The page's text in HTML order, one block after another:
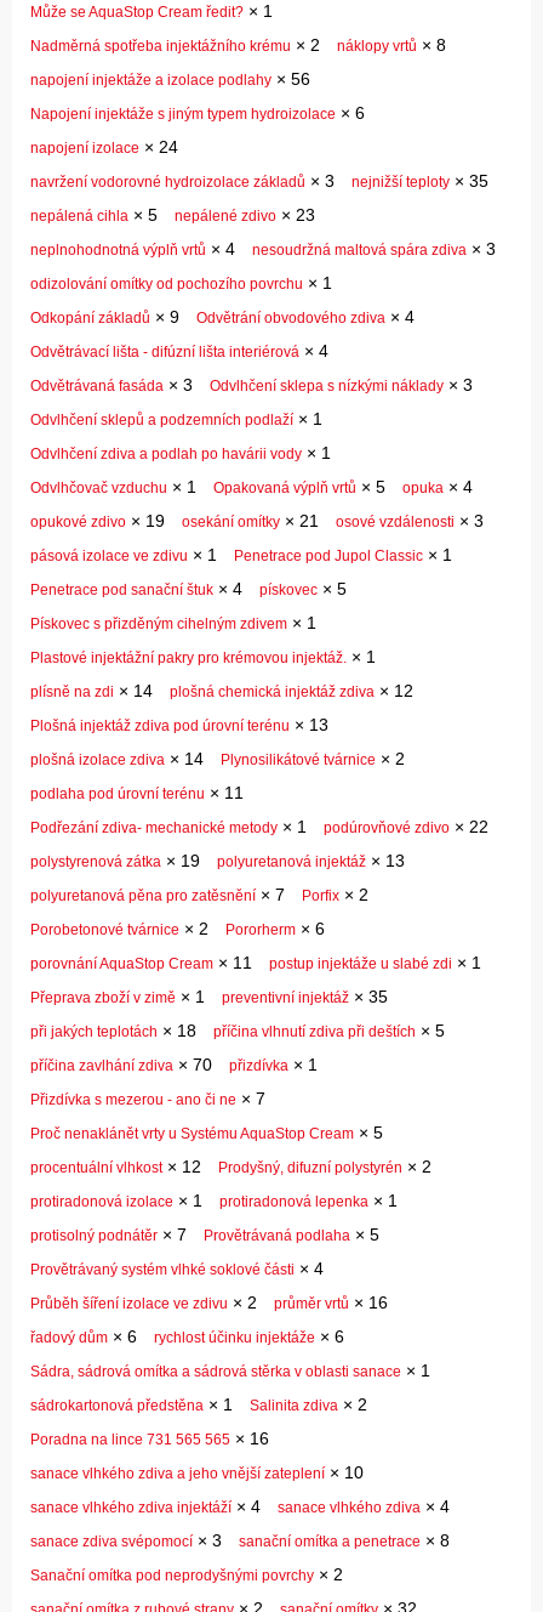
Může se AquaStop Cream ředit? × 1
Nadměrná spotřeba injektážního krému × 2 náklopy vrtů × 8
napojení injektáže a izolace podlahy × 56
Napojení injektáže s jiným typem hydroizolace × 6
napojení izolace × 24
navržení vodorovné hydroizolace základů × 3 nejnižší teploty × 35
nepálená cihla × 5 nepálené zdivo × 23
neplnohodnotná výplň vrtů × 4 nesoudržná maltová spára zdiva × 3
odizolování omítky od pochozího povrchu × 1
Odkopání základů × 9 Odvětrání obvodového zdiva × 4
Odvětrávací lišta - difúzní lišta interiérová × 4
Odvětrávaná fasáda × 3 Odvlhčení sklepa s nízkými náklady × 3
Odvlhčení sklepů a podzemních podlaží × 1
Odvlhčení zdiva a podlah po havárii vody × 1
Odvlhčovač vzduchu × 1 Opakovaná výplň vrtů × 5 opuka × 4
opukové zdivo × 19 osekání omítky × 21 osové vzdálenosti × 3
pásová izolace ve zdivu × 1 Penetrace pod Jupol Classic × 1
Penetrace pod sanační štuk × 4 pískovec × 5
Pískovec s přizděným cihelným zdivem × 1
Plastové injektážní pakry pro krémovou injektáž. × 1
plísně na zdi × 14 plošná chemická injektáž zdiva × 12
Plošná injektáž zdiva pod úrovní terénu × 13
plošná izolace zdiva × 14 Plynosilikátové tvárnice × 2
podlaha pod úrovní terénu × 11
Podřezání zdiva- mechanické metody × 1 podúrovňové zdivo × 22
polystyrenová zátka × 19 polyuretanová injektáž × 13
polyuretanová pěna pro zatěsnění × 7 Porfix × 2
Porobetonové tvárnice × 2 Pororherm × 6
porovnání AquaStop Cream × 11 postup injektáže u slabé zdi × 1
Přeprava zboží v zimě × 1 preventivní injektáž × 35
při jakých teplotách × 18 příčina vlhnutí zdiva při deštích × 5
příčina zavlhání zdiva × 70 přizdívka × 1
Přizdívka s mezerou - ano či ne × 7
Proč nenaklánět vrty u Systému AquaStop Cream × 5
procentuální vlhkost× 12 Prodyšný, difuzní polystyrén × 2
protiradonová izolace × 1 protiradonová lepenka × 1
protisolný podnátěr × 7 Provětrávaná podlaha × 5
Provětrávaný systém vlhké soklové části × 4
Průběh šíření izolace ve zdivu × 2 průměr vrtů × 16
řadový dům × 6 rychlost účinku injektáže × 6
Sádra, sádrová omítka a sádrová stěrka v oblasti sanace × 1
sádrokartonová předstěna × 1 Salinita zdiva × 2
Poradna na lince 731 565 565 × 16
sanace vlhkého zdiva a jeho vnější zateplení × 10
sanace vlhkého zdiva injektáží × 4 sanace vlhkého zdiva × 4
sanace zdiva svépomocí × 3 sanační omítka a penetrace × 8
Sanační omítka pod neprodyšnými povrchy × 2